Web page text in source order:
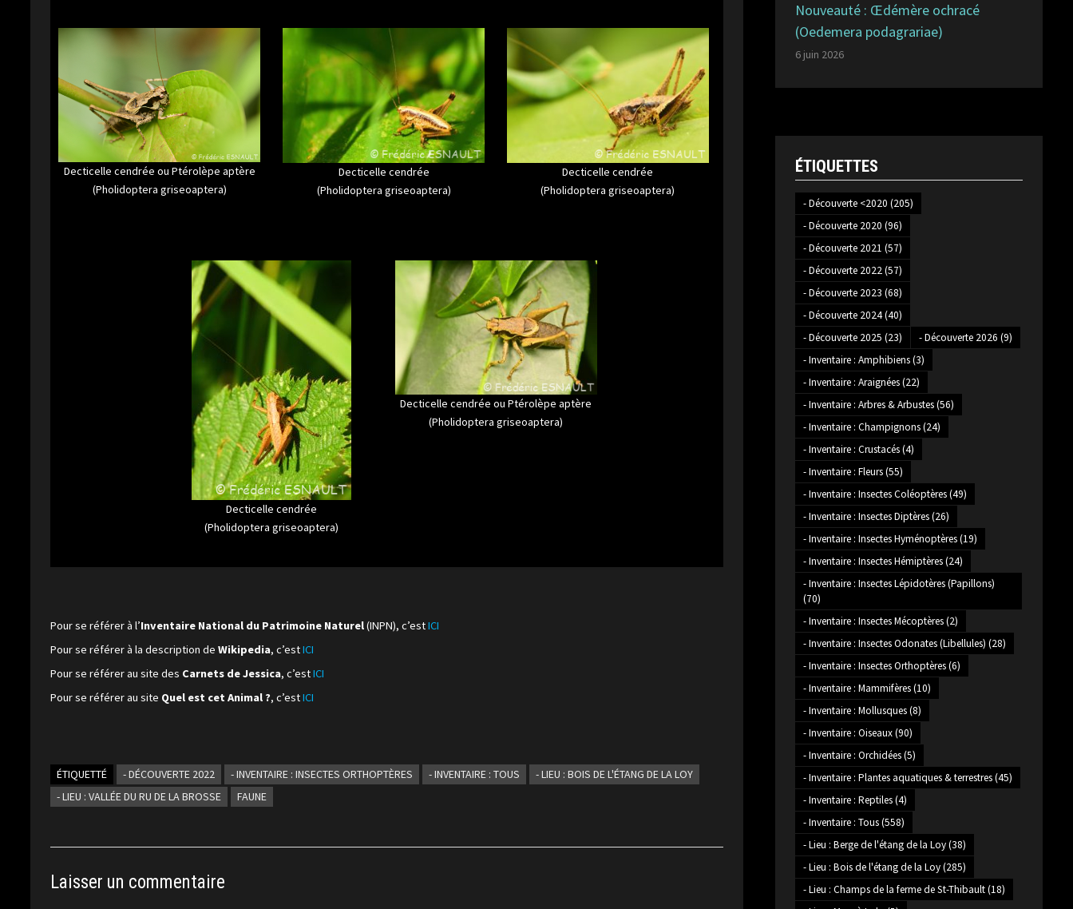
Decticelle cendrée ou Ptérolèpe aptère
(Pholidoptera griseoaptera)
Decticelle cendrée
(Pholidoptera griseoaptera)
Decticelle cendrée
(Pholidoptera griseoaptera)
Decticelle cendrée
(Pholidoptera griseoaptera)
Decticelle cendrée ou Ptérolèpe aptère
(Pholidoptera griseoaptera)
Pour se référer à l’Inventaire National du Patrimoine Naturel(INPN), c’estICI
Pour se référer à la description deWikipedia, c’estICI
Pour se référer au site des Carnets de Jessica, c’estICI
Pour se référer au site Quel est cet Animal ?, c’estICI
ÉTIQUETTÉ - DÉCOUVERTE 2022 - INVENTAIRE : INSECTES ORTHOPTÈRES - INVENTAIRE : TOUS
- LIEU : BOIS DE L'ÉTANG DE LA LOY
- LIEU : VALLÉE DU RU DE LA BROSSE
FAUNE
Laisser un commentaire
Nouveauté : Œdémère ochracé
(Oedemera podagrariae)
6 juin 2026
ÉTIQUETTES
- Découverte <2020 (205)
- Découverte 2020 (96)
- Découverte 2021 (57)
- Découverte 2022(57)
- Découverte 2023 (68)
- Découverte 2024(40)
- Découverte 2025 (23) - Découverte 2026 (9)
- Inventaire : Amphibiens(3)
- Inventaire : Araignées(22)
- Inventaire : Arbres & Arbustes(56)
- Inventaire : Champignons(24)
- Inventaire : Crustacés(4)
- Inventaire : Fleurs(55)
- Inventaire : Insectes Coléoptères(49)
- Inventaire : Insectes Diptères(26)
- Inventaire : Insectes Hyménoptères(19)
- Inventaire : Insectes Hémiptères(24)
- Inventaire : Insectes Lépidotères (Papillons)
(70)
- Inventaire : Insectes Mécoptères(2)
- Inventaire : Insectes Odonates (Libellules) (28)
- Inventaire : Insectes Orthoptères(6)
- Inventaire : Mammifères(10)
- Inventaire : Mollusques(8)
- Inventaire : Oiseaux(90)
- Inventaire : Orchidées(5)
- Inventaire : Plantes aquatiques & terrestres(45)
- Inventaire : Reptiles(4)
- Inventaire : Tous(558)
- Lieu : Berge de l'étang de la Loy(38)
- Lieu : Bois de l'étang de la Loy(285)
- Lieu : Champs de la ferme de St-Thibault(18)